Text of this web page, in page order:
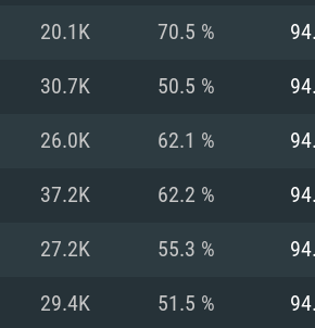
AMD
)
그래픽 카
버전
)
상
네트워크:
여유 저장
래픽 드라
이버를
해상도
그래픽 카
와 동급의
지원하는
20.1K 70.5 %
30.7K 50.5 %
26.0K 62.1 %
37.2K 62.2 %
27.2K 55.3 %
29.4K 51.5 %